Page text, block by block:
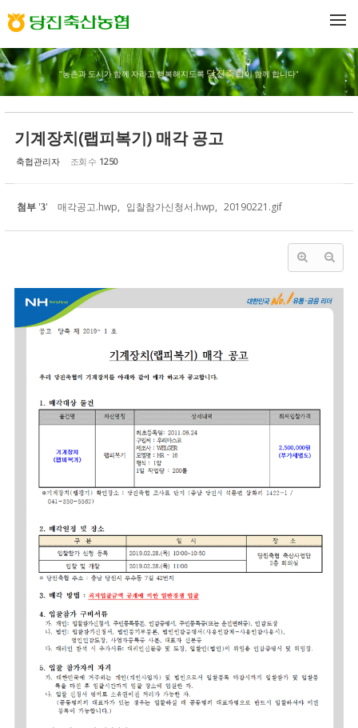
"농촌과 도시가 함께 자라고 행복해지도록 당진축협이 함께 합니다"
기계장치(랩피복기) 매각 공고
축협관리자 조회 수 1250
첨부 '3' 매각공고.hwp, 입찰참가신청서.hwp, 20190221.gif